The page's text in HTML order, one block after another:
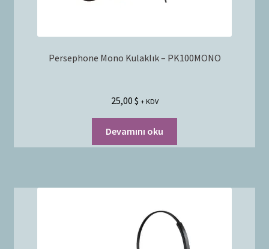
Persephone Mono Kulaklık – PK100MONO
25,00 $ + KDV
Devamını oku